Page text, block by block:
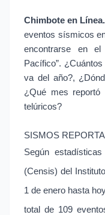
Chimbote en
eventos sísmicos
encontrarse en el
Pacífico”.
va del año?,
¿Qué mes reportó
telúricos?
SISMOS
Según
(Censis) del
1 de enero hasta
total de 109